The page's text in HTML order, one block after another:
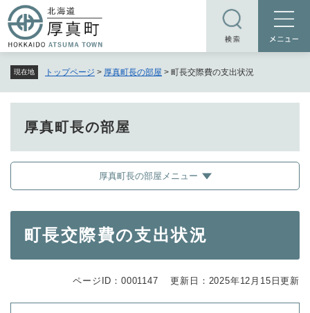
ー
ジ
頭
現在地 トップページ > 厚真町長の部屋 > 町長交際費の支出状況
厚真町長の部屋
厚真町長の部屋メニュー
町長交際費の支出状況
ページID：0001147 更新日：2025年12月15日更新